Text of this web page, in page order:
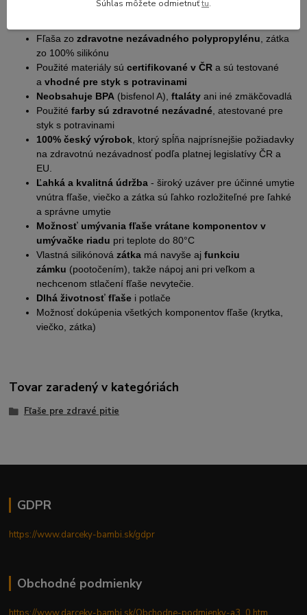
Fľaša zozdravotne nezávadného polypropylénu , zátka
zo 100% silikónu
Použité materiály súcertifikované v ČR a sú testované
avhodné pre styk s potravinami
Neobsahuje BPA (bisfenol A),ftaláty ani iné zmäkčovadlá
Použitéfarby sú zdravotné nezávadné , atestované pre
styk s potravinami
100% český výrobok , ktorý spĺňa najprísnejšie požiadavky
na zdravotnú nezávadnosť podľa platnej legislatívy ČR a
EU.
Ľahká a kvalitná údržba - široký uzáver pre účinné umytie
vnútra fľaše, viečko a zátka sú ľahko rozložiteľné pre ľahké
a správne umytie
Možnosť umývania fľaše vrátane komponentov v
umývačke riadu pri teplote do 80°C
Vlastná silikónovázátka má navyše ajfunkciu
zámku (pootočením), takže nápoj ani pri veľkom a
nechcenom stlačení fľaše nevytečie.
Dlhá životnosť fľaše i potlače
Možnosť dokúpenia všetkých komponentov fľaše (krytka,
viečko, zátka)
Tovar zaradený v kategóriách
Fľaše pre zdravé pitie
GDPR
https://www.darceky-bambi.sk/gdpr
Obchodné podmienky
Súhlas môžete odmietnuťtu.